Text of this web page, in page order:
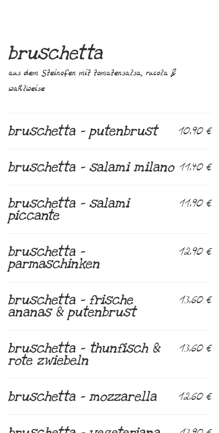
bruschetta
aus dem Steinofen mit tomatensalsa, rucola &
wahlweise
bruschetta – putenbrust 10,90 €
bruschetta – salami milano 11,40 €
bruschetta – salami
piccante
11,90 €
bruschetta –
parmaschinken
12,90 €
bruschetta – frische
ananas & putenbrust
13,60 €
bruschetta – thunfisch &
rote zwiebeln
13,60 €
bruschetta – mozzarella 12,60 €